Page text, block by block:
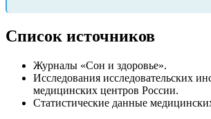
Список источников
Журналы «Сон и здоровье».
Исследования исследовательских
медицинских центров России.
Статистические данные